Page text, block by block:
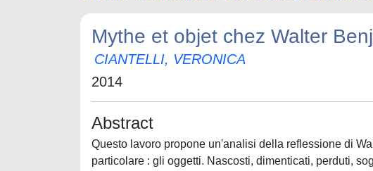
Mythe et objet chez Walter
CIANTELLI, VERONICA
2014
Abstract
Questo lavoro propone un'analisi della reflessione di
particolare : gli oggetti. Nascosti, dimenticati, perduti,